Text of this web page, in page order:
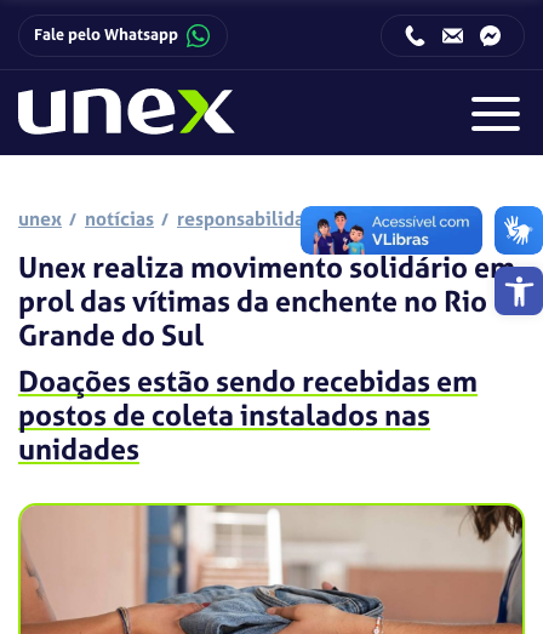
Barra
Fale pelo Whatsapp
unex notícias responsabilidade social
Unex realiza movimento solidário em
prol das vítimas da enchente no Rio
Grande do Sul
Doações estão sendo recebidas em
postos de coleta instalados nas
unidades